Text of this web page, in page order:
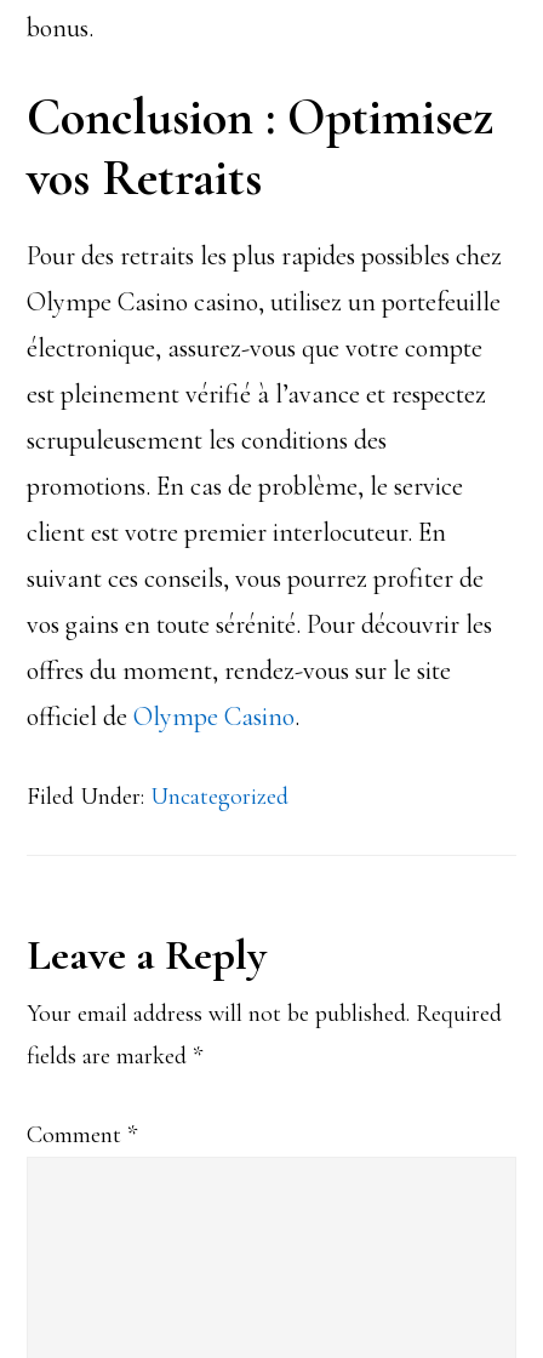
bonus.
Conclusion : Optimisez
vos Retraits
Pour des retraits les plus rapides possibles chez
Olympe Casino casino, utilisez un portefeuille
électronique, assurez-vous que votre compte
est pleinement vérifié à l’avance et respectez
scrupuleusement les conditions des
promotions. En cas de problème, le service
client est votre premier interlocuteur. En
suivant ces conseils, vous pourrez profiter de
vos gains en toute sérénité. Pour découvrir les
offres du moment, rendez-vous sur le site
officiel deOlympe Casino.
Filed Under: Uncategorized
Reader
Interactions
Leave a Reply
Your email address will not be published. Required
fields are marked *
Comment *